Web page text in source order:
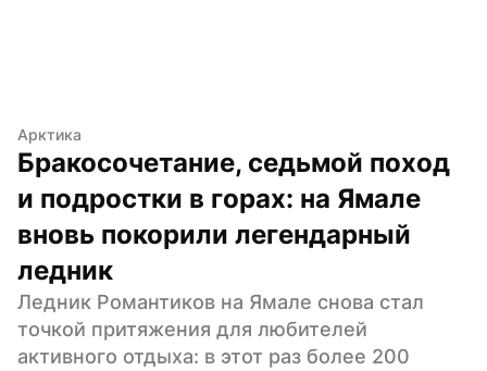
Арктика
Бракосочетание, седьмой поход
и подростки в горах: на Ямале
вновь покорили легендарный
ледник
Ледник Романтиков на Ямале снова стал
точкой притяжения для любителей
активного отдыха: в этот раз более 200